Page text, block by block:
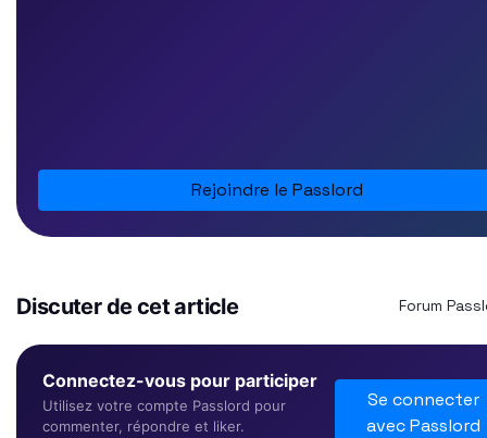
Rejoindre le Passlord
Discuter de cet article Forum
Connectez-vous pour participer
Utilisez votre compte Passlord pour
commenter, répondre et liker.
Se connecter
avec Passlord